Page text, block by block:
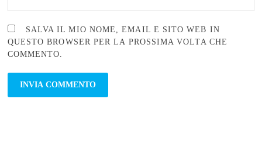
SALVA IL MIO NOME, EMAIL E SITO WEB IN
QUESTO BROWSER PER LA PROSSIMA VOLTA CHE
COMMENTO.